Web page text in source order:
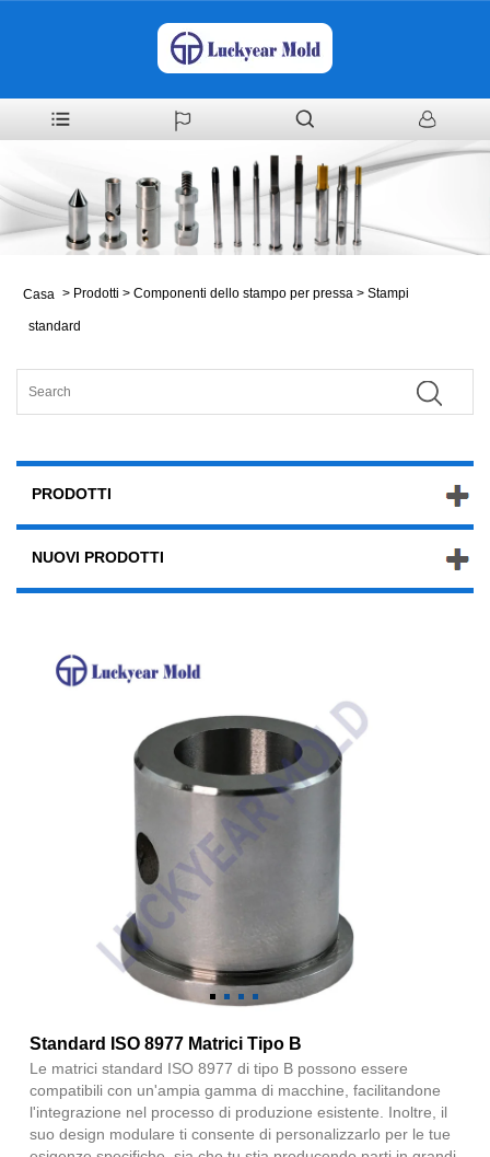
Casa > Prodotti > Componenti dello stampo per pressa > Stampi
standard
PRODOTTI
NUOVI PRODOTTI
Standard ISO 8977 Matrici Tipo B
Le matrici standard ISO 8977 di tipo B possono essere
compatibili con un'ampia gamma di macchine, facilitandone
l'integrazione nel processo di produzione esistente. Inoltre, il
suo design modulare ti consente di personalizzarlo per le tue